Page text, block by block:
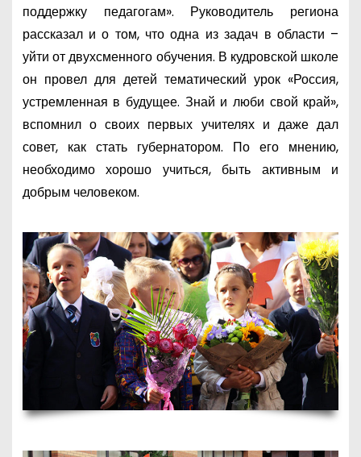
поддержку педагогам». Руководитель региона
рассказал и о том, что одна из задач в области –
уйти от двухсменного обучения. В кудровской школе
он провел для детей тематический урок «Россия,
устремленная в будущее. Знай и люби свой край»,
вспомнил о своих первых учителях и даже дал
совет, как стать губернатором. По его мнению,
необходимо хорошо учиться, быть активным и
добрым человеком.